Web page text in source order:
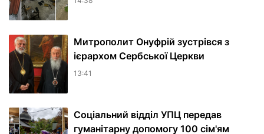
Митрополит Онуфрій зустрівся з
ієрархом Сербської Церкви
13:41
Соціальний відділ УПЦ передав
гуманітарну допомогу 100 сім'ям